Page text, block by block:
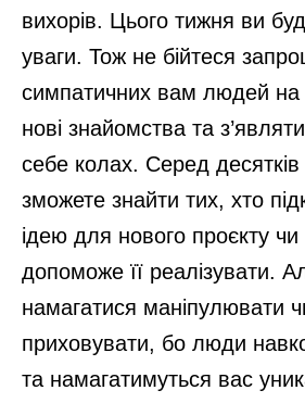
вихорів. Цього тижня ви
уваги. Тож не бійтеся
симпатичних вам людей на
нові знайомства та
себе колах. Серед
зможете знайти тих, хто
ідею для нового проєкту чи
допоможе її реалізувати.
намагатися маніпулювати
приховувати, бо люди
та намагатимуться вас